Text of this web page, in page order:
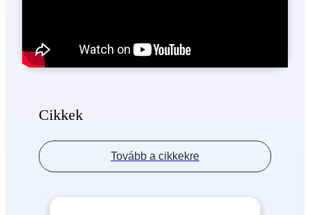
Cikkek
Tovább a cikkekre